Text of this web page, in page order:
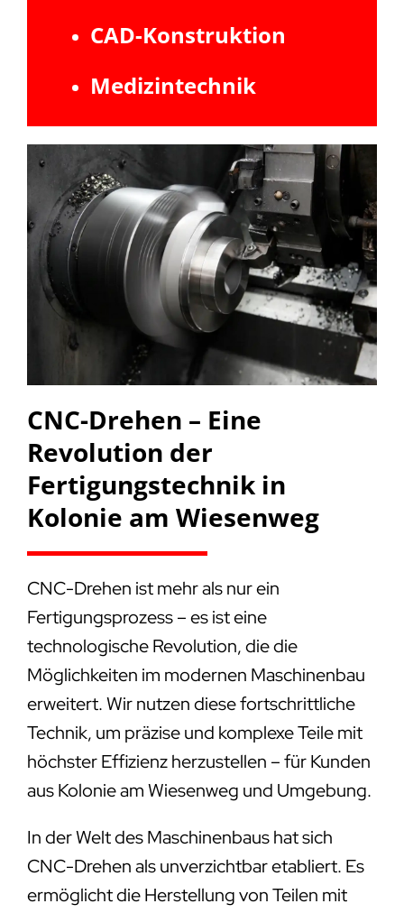
CAD-Konstruktion
Medizintechnik
CNC-Drehen – Eine
Revolution der
Fertigungstechnik in
Kolonie am Wiesenweg
CNC-Drehen ist mehr als nur ein
Fertigungsprozess – es ist eine
technologische Revolution, die die
Möglichkeiten im modernen Maschinenbau
erweitert. Wir nutzen diese fortschrittliche
Technik, um präzise und komplexe Teile mit
höchster Effizienz herzustellen – für Kunden
aus Kolonie am Wiesenweg und Umgebung.
In der Welt des Maschinenbaus hat sich
CNC-Drehen als unverzichtbar etabliert. Es
ermöglicht die Herstellung von Teilen mit